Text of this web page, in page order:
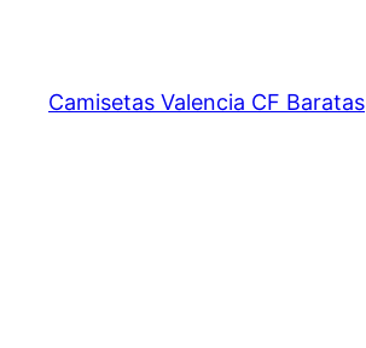
contenido
Camisetas Valencia CF Baratas